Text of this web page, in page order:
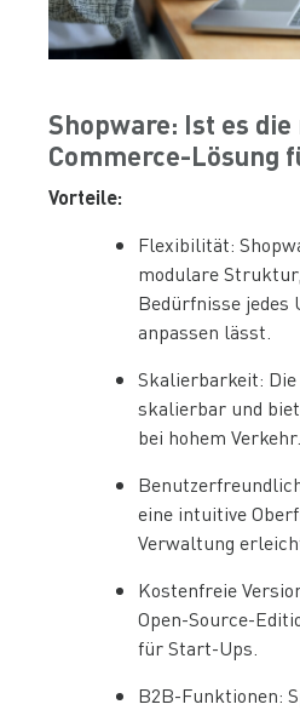
Shopware: Ist es
Commerce-Lösung
Vorteile:
Flexibilität:
modulare
Bedürfnisse jedes
anpassen lässt.
Skalierbarkeit:
skalierbar und
bei hohem Verkehr.
eine intuitive
Verwaltung
Kostenfreie
Open-Source-
für Start-Ups.
B2B-Funktionen: